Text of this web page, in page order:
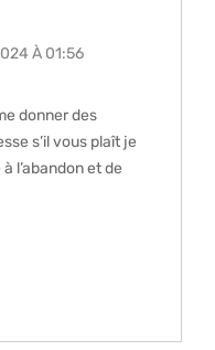
À 01:56
donner des
s’il vous plaît je
l’abandon et de